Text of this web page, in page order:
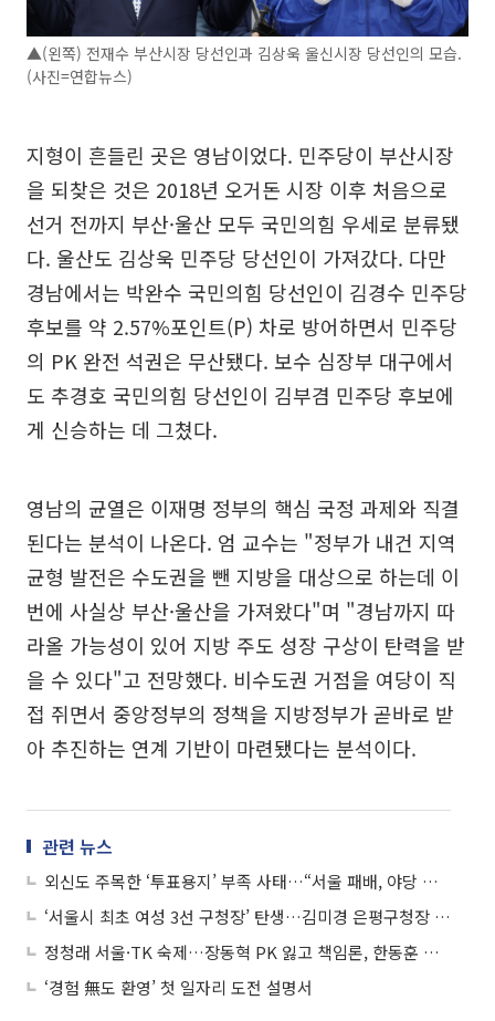
▲(왼쪽) 전재수 부산시장 당선인과 김상욱 울신시장 당선인의 모습.
(사진=연합뉴스)
지형이 흔들린 곳은 영남이었다. 민주당이 부산시장
을 되찾은 것은 2018년 오거돈 시장 이후 처음으로
선거 전까지 부산·울산 모두 국민의힘 우세로 분류됐
다. 울산도 김상욱 민주당 당선인이 가져갔다. 다만
경남에서는 박완수 국민의힘 당선인이 김경수 민주당
후보를 약 2.57%포인트(P) 차로 방어하면서 민주당
의 PK 완전 석권은 무산됐다. 보수 심장부 대구에서
도 추경호 국민의힘 당선인이 김부겸 민주당 후보에
게 신승하는 데 그쳤다.
영남의 균열은 이재명 정부의 핵심 국정 과제와 직결
된다는 분석이 나온다. 엄 교수는 "정부가 내건 지역
균형 발전은 수도권을 뺀 지방을 대상으로 하는데 이
번에 사실상 부산·울산을 가져왔다"며 "경남까지 따
라올 가능성이 있어 지방 주도 성장 구상이 탄력을 받
을 수 있다"고 전망했다. 비수도권 거점을 여당이 직
접 쥐면서 중앙정부의 정책을 지방정부가 곧바로 받
아 추진하는 연계 기반이 마련됐다는 분석이다.
관련 뉴스
외신도 주목한 ‘투표용지’ 부족 사태…“서울 패배, 야당 재건 발판 될 수도”
‘서울시 최초 여성 3선 구청장’ 탄생…김미경 은평구청장 공식 구정 복귀
정청래 서울·TK 숙제…장동혁 PK 잃고 책임론, 한동훈 부상
‘경험 無도 환영’ 첫 일자리 도전 설명서